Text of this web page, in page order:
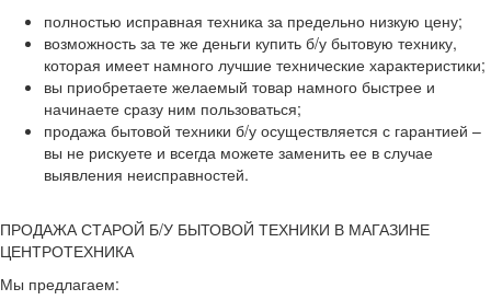
полностью исправная техника за предельно низкую цену;
возможность за те же деньги купить б/у бытовую технику,
которая имеет намного лучшие технические характеристики;
вы приобретаете желаемый товар намного быстрее и
начинаете сразу ним пользоваться;
продажа бытовой техники б/у осуществляется с гарантией –
вы не рискуете и всегда можете заменить ее в случае
выявления неисправностей.
ПРОДАЖА СТАРОЙ Б/У БЫТОВОЙ ТЕХНИКИ В МАГАЗИНЕ
ЦЕНТРОТЕХНИКА
Мы предлагаем: